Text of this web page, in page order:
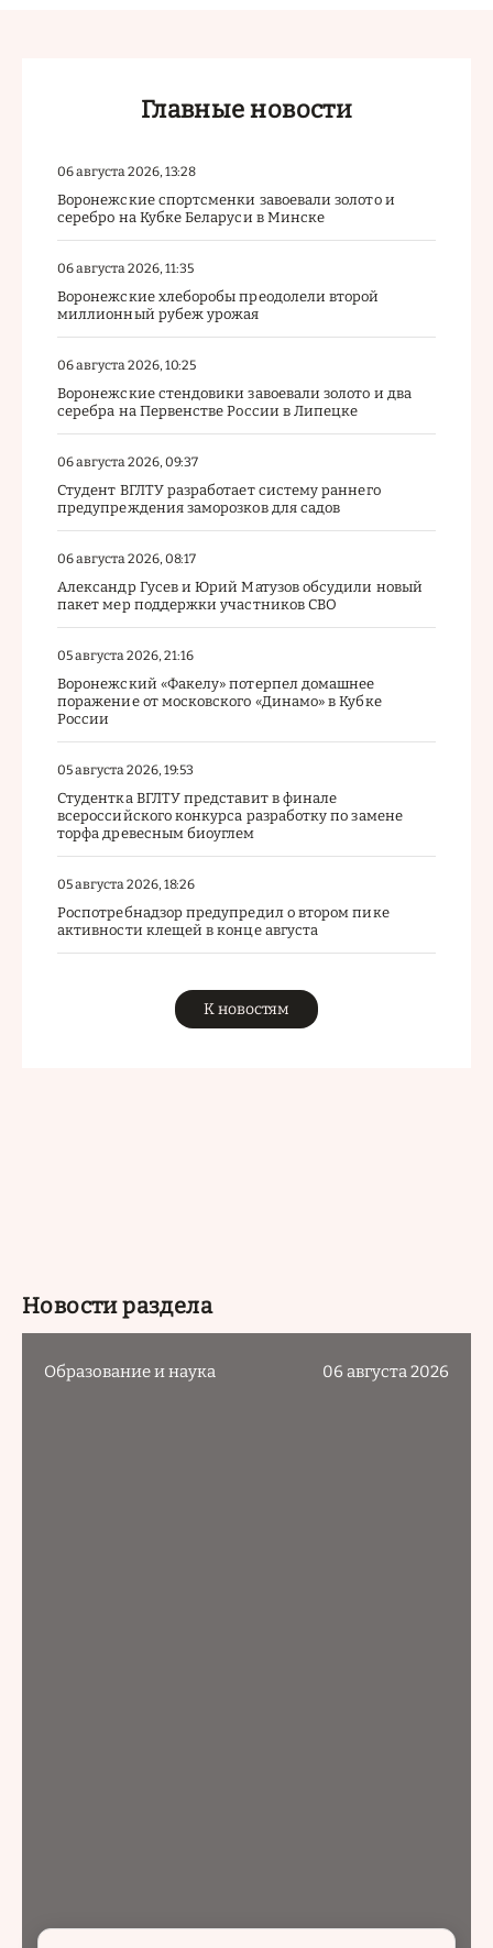
Главные новости
06 августа 2026, 13:28
Воронежские спортсменки завоевали золото и
серебро на Кубке Беларуси в Минске
06 августа 2026, 11:35
Воронежские хлеборобы преодолели второй
миллионный рубеж урожая
06 августа 2026, 10:25
Воронежские стендовики завоевали золото и два
серебра на Первенстве России в Липецке
06 августа 2026, 09:37
Студент ВГЛТУ разработает систему раннего
предупреждения заморозков для садов
06 августа 2026, 08:17
Александр Гусев и Юрий Матузов обсудили новый
пакет мер поддержки участников СВО
05 августа 2026, 21:16
Воронежский «Факелу» потерпел домашнее
поражение от московского «Динамо» в Кубке
России
05 августа 2026, 19:53
Студентка ВГЛТУ представит в финале
всероссийского конкурса разработку по замене
торфа древесным биоуглем
05 августа 2026, 18:26
Роспотребнадзор предупредил о втором пике
активности клещей в конце августа
К новостям
Новости раздела
Образование и наука 06 августа 2026